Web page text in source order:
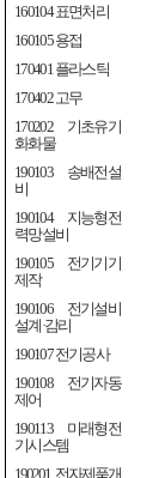
160104표면처리
160105용접
170401 플라스틱
170402 고무
170202 기초유기
화화물
190103 송배전설
비
190104 지능형전
력망설비
190105 전기기기
제작
190106 전기설비
설계·감리
190107전기공사
190108 전기자동
제어
190113 미래형전
기시스템
190201 전자제품개